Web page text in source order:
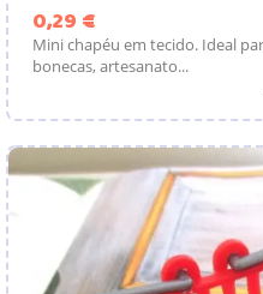
0,29 €
Mini chapéu em tecido. Ideal
bonecas, artesanato...